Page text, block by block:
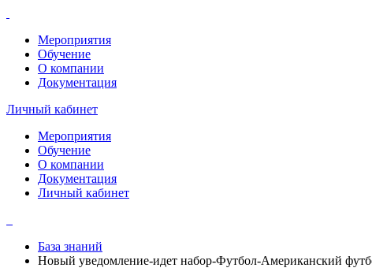
Мероприятия
Обучение
О компании
Документация
Личный кабинет
Мероприятия
Обучение
О компании
Документация
Личный кабинет
База знаний
Новый уведомление-идет набор-Футбол-Американский